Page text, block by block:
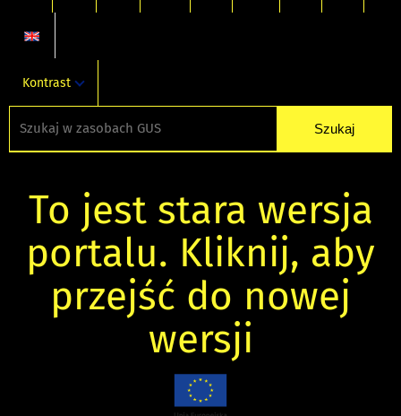
Kontrast
To jest stara wersja
portalu. Kliknij, aby
przejść do nowej
wersji